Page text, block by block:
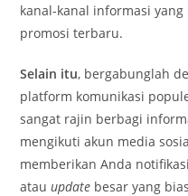
kanal-kanal informasi
promosi terbaru.
Selain itu, bergabunglah
platform komunikasi
sangat rajin berbagi
mengikuti akun media
memberikan Anda
atauupdate besar yang